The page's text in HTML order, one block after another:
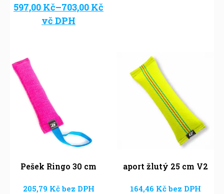
597,00 Kč–703,00 Kč
vč DPH
Pešek Ringo 30 cm
205,79 Kčbez DPH
aport žlutý 25 cm V2
164,46 Kčbez DPH